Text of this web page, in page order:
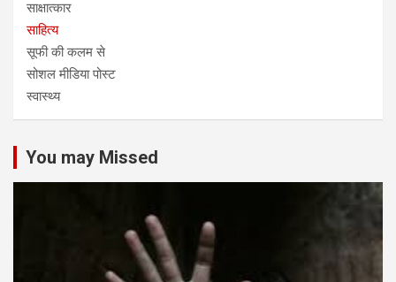
साक्षात्कार
साहित्य
सूफी की कलम से
सोशल मीडिया पोस्ट
स्वास्थ्य
You may Missed